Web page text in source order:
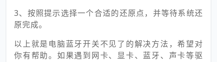
3、按照提示选择一个合适的还原点，并等待系统还
原完成。
以上就是电脑蓝牙开关不见了的解决方法，希望对
你有帮助。如果遇到网卡、显卡、蓝牙、声卡等驱